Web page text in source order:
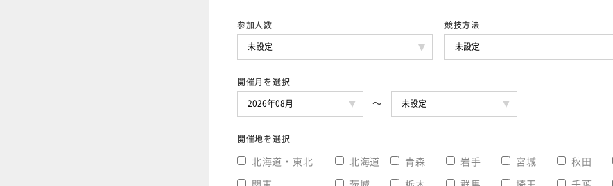
参加人数 競技方法
開催月を選択
開催地を選択
北海道・東北 北海道 青森 岩手 宮城 秋田